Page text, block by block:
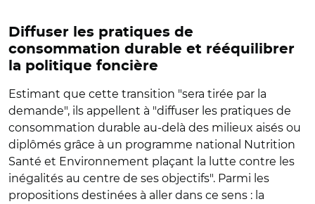
Diffuser les pratiques de
consommation durable et rééquilibrer
la politique foncière
Estimant que cette transition "sera tirée par la
demande", ils appellent à "diffuser les pratiques de
consommation durable au-delà des milieux aisés ou
diplômés grâce à un programme national Nutrition
Santé et Environnement plaçant la lutte contre les
inégalités au centre de ses objectifs". Parmi les
propositions destinées à aller dans ce sens : la